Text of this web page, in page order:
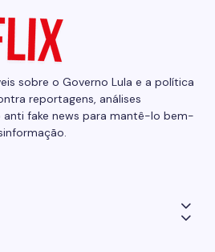
sobre o Governo Lula e a política
reportagens, análises
anti fake news para mantê-lo bem-